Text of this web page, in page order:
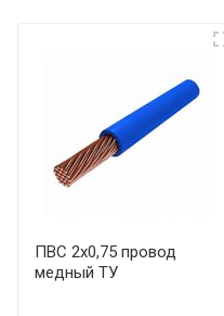
ПВС 2х0,75 провод
медный ТУ